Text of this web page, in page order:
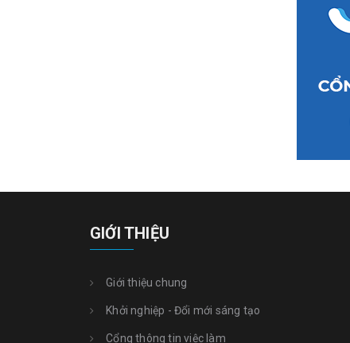
GIỚI THIỆU
Giới thiệu chung
Khởi nghiệp - Đổi mới sáng tạo
Cổng thông tin việc làm